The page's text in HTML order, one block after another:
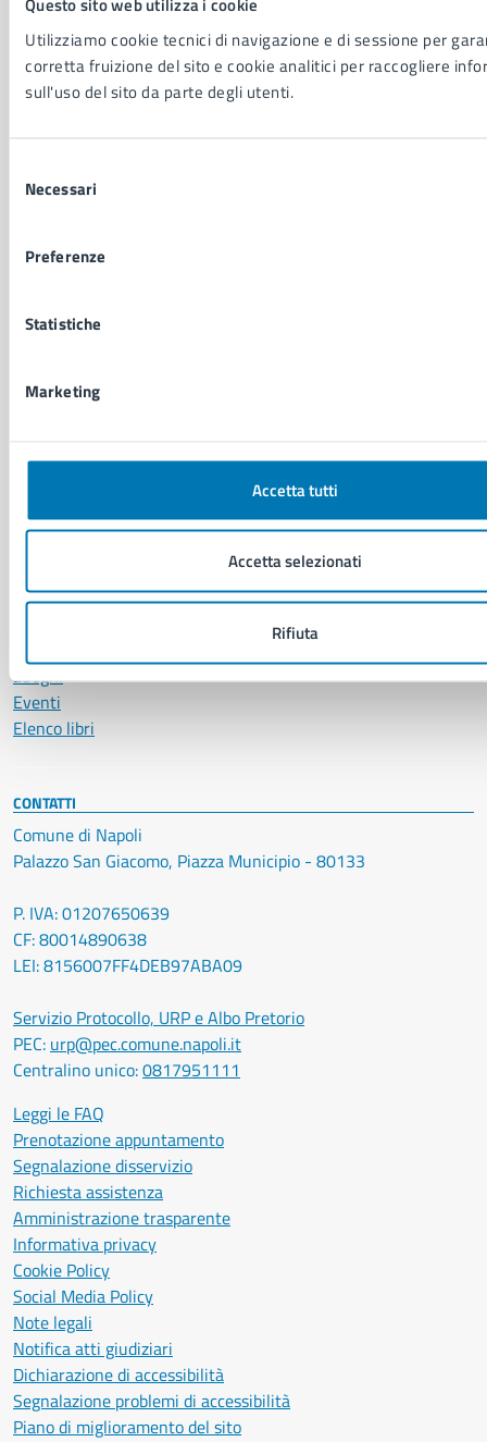
Utilizziamo cookie tecnici di navigazione e di sessione per
corretta fruizione del sito e cookie analitici per raccogliere
sull'uso del sito da parte degli utenti.
delNecessari
Preferenze
Statistiche
Marketing
Accetta tutti
Accetta selezionati
Rifiuta
CATEGORIE DI SERVIZIO
Ambiente
Documenti e certificati
Giustizia e sicurezza pubblica
Servizi Cimiteriali
Notizie
Comunicati
Comunicati stampa del Consiglio Comunale
Luoghi
Eventi
Elenco libri
CONTATTI
Comune di Napoli
Palazzo San Giacomo, Piazza Municipio - 80133
P. IVA: 01207650639
CF: 80014890638
LEI: 8156007FF4DEB97ABA09
Servizio Protocollo, URP e Albo Pretorio
PEC: urp@pec.comune.napoli.it
Centralino unico:0817951111
Leggi le FAQ
Prenotazione appuntamento
Segnalazione disservizio
Richiesta assistenza
Amministrazione trasparente
Informativa privacy
Cookie Policy
Social Media Policy
Note legali
Notifica atti giudiziari
Dichiarazione di accessibilità
Segnalazione problemi di accessibilità
Piano di miglioramento del sito